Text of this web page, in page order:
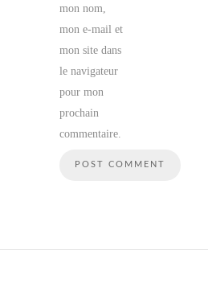
mon nom,
mon e-mail et
mon site dans
le navigateur
pour mon
prochain
commentaire.